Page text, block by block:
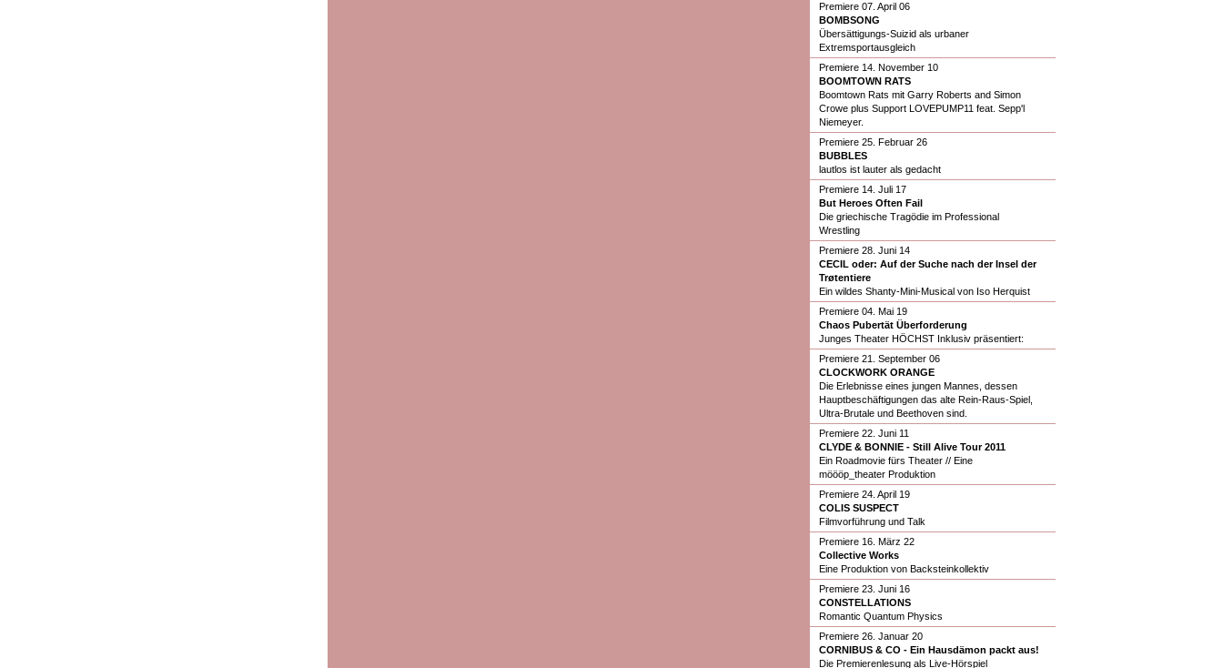
Premiere 07. April 06
BOMBSONG
Übersättigungs-Suizid als urbaner
Extremsportausgleich
Premiere 14. November 10
BOOMTOWN RATS
Boomtown Rats mit Garry Roberts and Simon
Crowe plus Support LOVEPUMP11 feat. Sepp'l
Niemeyer.
Premiere 25. Februar 26
BUBBLES
lautlos ist lauter als gedacht
Premiere 14. Juli 17
But Heroes Often Fail
Die griechische Tragödie im Professional
Wrestling
Premiere 28. Juni 14
CECIL oder: Auf der Suche nach der Insel der
Trøtentiere
Ein wildes Shanty-Mini-Musical von Iso Herquist
Premiere 04. Mai 19
Chaos Pubertät Überforderung
Junges Theater HÖCHST Inklusiv präsentiert:
Premiere 21. September 06
CLOCKWORK ORANGE
Die Erlebnisse eines jungen Mannes, dessen
Hauptbeschäftigungen das alte Rein-Raus-Spiel,
Ultra-Brutale und Beethoven sind.
Premiere 22. Juni 11
CLYDE & BONNIE - Still Alive Tour 2011
Ein Roadmovie fürs Theater // Eine
möööp_theater Produktion
Premiere 24. April 19
COLIS SUSPECT
Filmvorführung und Talk
Premiere 16. März 22
Collective Works
Eine Produktion von Backsteinkollektiv
Premiere 23. Juni 16
CONSTELLATIONS
Romantic Quantum Physics
Premiere 26. Januar 20
CORNIBUS & CO - Ein Hausdämon packt aus!
Die Premierenlesung als Live-Hörspiel